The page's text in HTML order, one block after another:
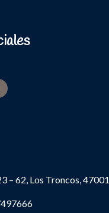
– 62, Los Troncos, 47001